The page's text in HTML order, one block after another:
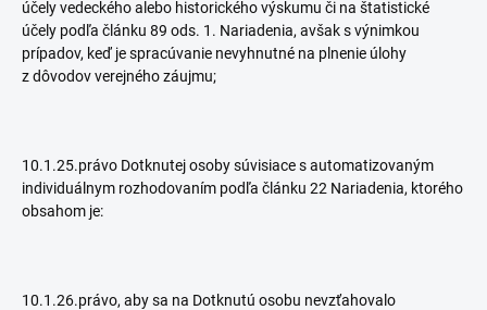
účely vedeckého alebo historického výskumu či na štatistické
účely podľa článku 89 ods. 1. Nariadenia, avšak s výnimkou
prípadov, keď je spracúvanie nevyhnutné na plnenie úlohy
z dôvodov verejného záujmu;
10.1.25.právo Dotknutej osoby súvisiace s automatizovaným
individuálnym rozhodovaním podľa článku 22 Nariadenia, ktorého
obsahom je:
10.1.26.právo, aby sa na Dotknutú osobu nevzťahovalo